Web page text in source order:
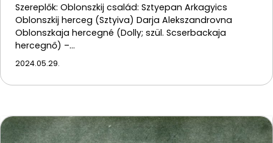
Szereplők: Oblonszkij család: Sztyepan Arkagyics
Oblonszkij herceg (Sztyiva) Darja Alekszandrovna
Oblonszkaja hercegné (Dolly; szül. Scserbackaja
hercegnő) –…
2024.05.29.